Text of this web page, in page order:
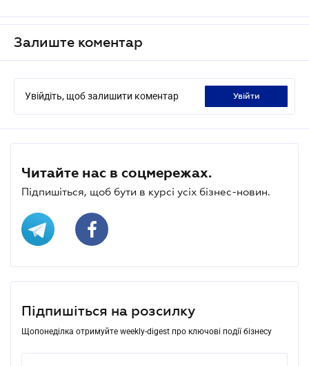
Залиште коментар
Увійдіть, щоб залишити коментар увійти
Читайте нас в соцмережах.
Підпишіться, щоб бути в курсі усіх бізнес-новин.
Підпишіться на розсилку
Щопонеділка отримуйте weekly-digest про ключові події бізнесу